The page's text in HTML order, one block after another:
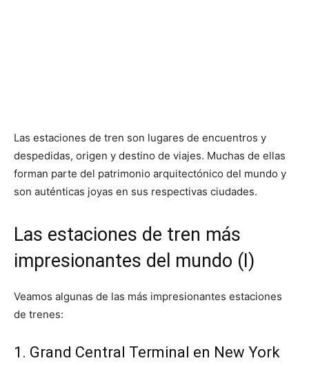
Las estaciones de tren son lugares de encuentros y
despedidas, origen y destino de viajes. Muchas de ellas
forman parte del patrimonio arquitectónico del mundo y
son auténticas joyas en sus respectivas ciudades.
Las estaciones de tren más
impresionantes del mundo (I)
Veamos algunas de las más impresionantes estaciones
de trenes:
1. Grand Central Terminal en New York